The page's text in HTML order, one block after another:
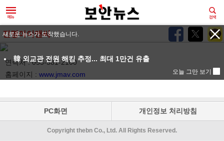
진명아이앤씨
연락처 : 053-381-2100
홈페이지 : www.jmav.com
PC화면 개인정보 처리방침
Copyright thebn Co., Ltd. All Rights Reserved.
새로운 뉴스가 도착했습니다.
韓 외교관 전원 해킹 추정... 최대 1만건 유출
오늘 그만 보기